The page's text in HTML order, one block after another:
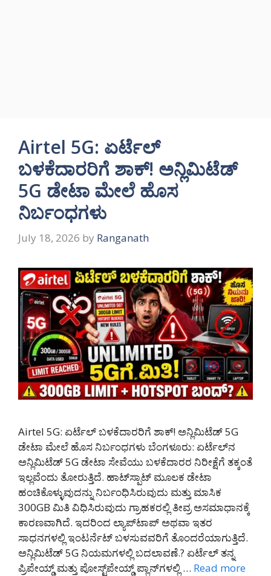
Airtel 5G: ಏರ್ಟೆಲ್
ಬಳಕೆದಾರರಿಗೆ ಶಾಕ್! ಅನ್ಲಿಮಿಟೆಡ್
5G ಡೇಟಾ ಮೇಲೆ ಹೊಸ
ನಿರ್ಬಂಧಗಳು
July 18, 2026 by Ranganath
Airtel 5G: ಏರ್ಟೆಲ್ ಬಳಕೆದಾರರಿಗೆ ಶಾಕ್! ಅನ್ಲಿಮಿಟೆಡ್ 5G
ಡೇಟಾ ಮೇಲೆ ಹೊಸ ನಿರ್ಬಂಧಗಳು ಬೆಂಗಳೂರು: ಏರ್ಟೆಲ್‌ನ
ಅನ್ಲಿಮಿಟೆಡ್ 5G ಡೇಟಾ ಸೇವೆಯು ಬಳಕೆದಾರರ ನಿರೀಕ್ಷೆಗೆ ತಕ್ಕಂತೆ
ಇಲ್ಲವೆಂದು ತೋರುತ್ತಿದೆ. ಹಾಟ್‌ಸ್ಪಾಟ್ ಮೂಲಕ ಡೇಟಾ
ಹಂಚಿಕೊಳ್ಳುವುದನ್ನು ನಿರ್ಬಂಧಿಸಿರುವುದು ಮತ್ತು ಮಾಸಿಕ
300GB ಮಿತಿ ವಿಧಿಸಿರುವುದು ಗ್ರಾಹಕರಲ್ಲಿ ತೀವ್ರ ಅಸಮಾಧಾನಕ್ಕೆ
ಕಾರಣವಾಗಿದೆ. ಇದರಿಂದ ಲ್ಯಾಪ್‌ಟಾಪ್ ಅಥವಾ ಇತರ
ಸಾಧನಗಳಲ್ಲಿ ಇಂಟರ್ನೆಟ್ ಬಳಸುವವರಿಗೆ ತೊಂದರೆಯಾಗುತ್ತಿದೆ.
ಅನ್ಲಿಮಿಟೆಡ್ 5G ನಿಯಮಗಳಲ್ಲಿ ಬದಲಾವಣೆ.? ಏರ್ಟೆಲ್ ತನ್ನ
ಪ್ರಿಪೇಯ್ಡ್ ಮತ್ತು ಪೋಸ್ಟ್‌ಪೇಯ್ಡ್ ಪ್ಲಾನ್‌ಗಳಲ್ಲಿ … Read more